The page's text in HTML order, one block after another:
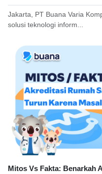
Jakarta, PT Buana Varia
solusi teknologi inform...
Mitos Vs Fakta: Benarkah